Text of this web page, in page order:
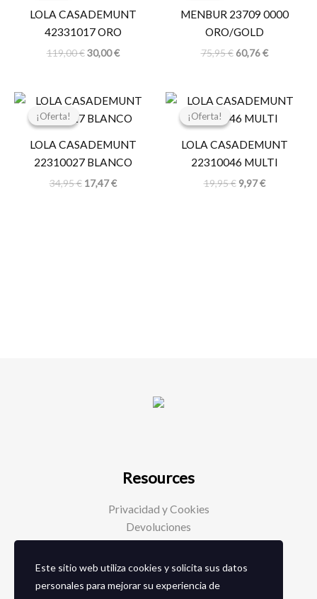
LOLA CASADEMUNT
42331017 ORO
119,00€
119,00 €.
30,00€
30,00 €.
MENBUR 23709 0000
ORO/GOLD
75,95€
75,95 €.
60,76€
60,76 €.
¡Oferta!
¡Oferta!
LOLA CASADEMUNT
22310027 BLANCO
34,95€
El
original
34,95 €.
17,47€
El
actual
17,47 €.
¡Oferta!
¡Oferta!
LOLA CASADEMUNT
22310046 MULTI
19,95€
El
original
19,95 €.
9,97€
El
actual
9,97 €.
Resources
Privacidad y Cookies
Devoluciones
Social Media
Este sitio web utiliza cookies y solicita sus datos
personales para mejorar su experiencia de